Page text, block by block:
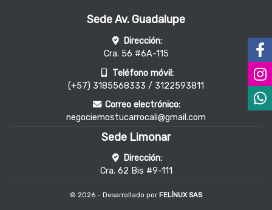
Sede Av. Guadalupe
Dirección:
Cra. 56 #6A-115
Teléfono móvil:
(+57) 3185568333 / 3122593811
Correo electrónico:
negociemostucarrocali@gmail.com
Sede Limonar
Dirección:
Cra. 62 Bis #9-111
© 2026 - Desarrollado porFELÍNUX SAS